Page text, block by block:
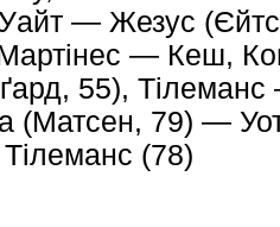
Уайт — Жезус
— Кеш,
55), Тілеманс
(Матсен, 79) —
Тілеманс (78)